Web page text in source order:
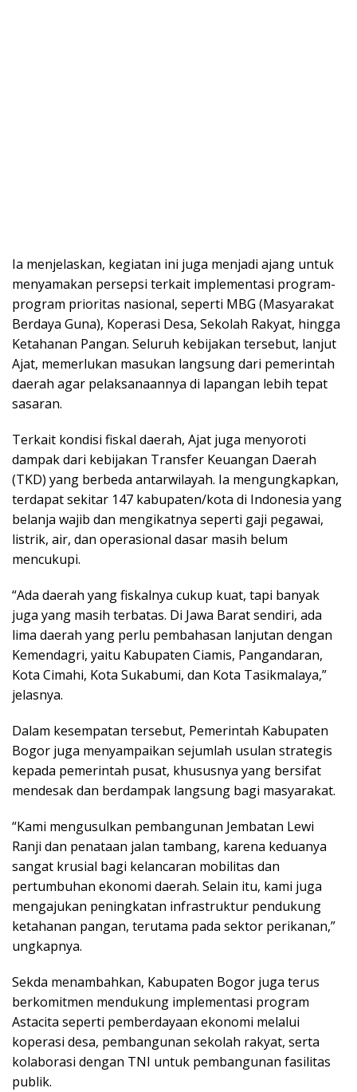
Ia menjelaskan, kegiatan ini juga menjadi ajang untuk
menyamakan persepsi terkait implementasi program-
program prioritas nasional, seperti MBG (Masyarakat
Berdaya Guna), Koperasi Desa, Sekolah Rakyat, hingga
Ketahanan Pangan. Seluruh kebijakan tersebut, lanjut
Ajat, memerlukan masukan langsung dari pemerintah
daerah agar pelaksanaannya di lapangan lebih tepat
sasaran.
Terkait kondisi fiskal daerah, Ajat juga menyoroti
dampak dari kebijakan Transfer Keuangan Daerah
(TKD) yang berbeda antarwilayah. Ia mengungkapkan,
terdapat sekitar 147 kabupaten/kota di Indonesia yang
belanja wajib dan mengikatnya seperti gaji pegawai,
listrik, air, dan operasional dasar masih belum
mencukupi.
“Ada daerah yang fiskalnya cukup kuat, tapi banyak
juga yang masih terbatas. Di Jawa Barat sendiri, ada
lima daerah yang perlu pembahasan lanjutan dengan
Kemendagri, yaitu Kabupaten Ciamis, Pangandaran,
Kota Cimahi, Kota Sukabumi, dan Kota Tasikmalaya,”
jelasnya.
Dalam kesempatan tersebut, Pemerintah Kabupaten
Bogor juga menyampaikan sejumlah usulan strategis
kepada pemerintah pusat, khususnya yang bersifat
mendesak dan berdampak langsung bagi masyarakat.
“Kami mengusulkan pembangunan Jembatan Lewi
Ranji dan penataan jalan tambang, karena keduanya
sangat krusial bagi kelancaran mobilitas dan
pertumbuhan ekonomi daerah. Selain itu, kami juga
mengajukan peningkatan infrastruktur pendukung
ketahanan pangan, terutama pada sektor perikanan,”
ungkapnya.
Sekda menambahkan, Kabupaten Bogor juga terus
berkomitmen mendukung implementasi program
Astacita seperti pemberdayaan ekonomi melalui
koperasi desa, pembangunan sekolah rakyat, serta
kolaborasi dengan TNI untuk pembangunan fasilitas
publik.